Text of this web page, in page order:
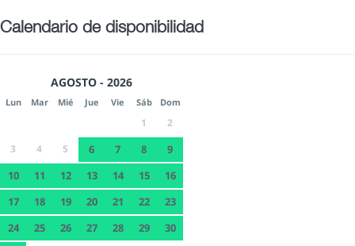
Calendario de disponibilidad
AGOSTO - 2026
Lun Mar Mié Jue Vie Sáb Dom
1
2
3
4 5 6 7 8
9
10
11 12 13 14 15
16
17
18 19 20 21 22
23
24
25 26 27 28 29
30